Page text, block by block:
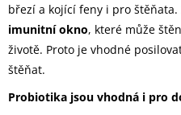
březí a kojící feny i pro štěňata.
imunitní okno, které může
životě. Proto je vhodné
štěňat.
Probiotika jsou vhodná i pro